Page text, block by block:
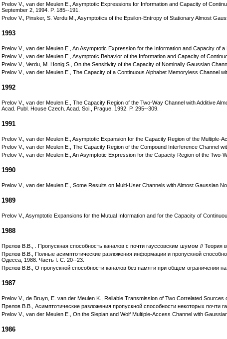
Prelov V., van der Meulen E., Asymptotic Expressions for Information and Capacity of
September 2, 1994. P. 185--191.
Prelov V., Pinsker, S. Verdu M., Asymptotics of the Epsilon-Entropy of Stationary Almost
1993
Prelov V., van der Meulen E., An Asymptotic Expression for the Information and Capacity of
Prelov V., van der Meulen E., Asymptotic Behavior of the Information and Capacity of
Prelov V., Verdu, M. Honig S., On the Sensitivity of the Capacity of Nominally Gaussian
Prelov V., van der Meulen E., The Capacity of a Continuous Alphabet Memoryless Channel
1992
Prelov V., van der Meulen E., The Capacity Region of the Two-Way Channel with Additive
Acad. Publ. House Czech. Acad. Sci., Prague, 1992. P. 295--309.
1991
Prelov V., van der Meulen E., Asymptotic Expansion for the Capacity Region of the
Prelov V., van der Meulen E., The Capacity Region of the Compound Interference Channel
Prelov V., van der Meulen E., An Asymptotic Expression for the Capacity Region of the
1990
Prelov V., van der Meulen E., Some Results on Multi-User Channels with Almost Gaussian
1989
Prelov V., Asymptotic Expansions for the Mutual Information and for the Capacity of
1988
Прелов В.В., . Пропускная способность каналов c почти гауссовским шумом //
Прелов В.В., Полные асимптотические разложения информации и пропускной
Одесса, 1988. Часть I. С. 20--23.
Прелов В.В., О пропускной способности каналов без памяти при общем ограничении
1987
Prelov V., de Bruyn, E. van der Meulen K., Reliable Transmission of Two Correlated
Прелов В.В., Асимптотические разложения пропускной способности некоторых
Prelov V., van der Meulen E., On the Slepian and Wolf Multiple-Access Channel with
1986